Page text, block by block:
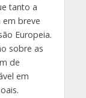
tanto a
breve
Europeia.
sobre as
de
em